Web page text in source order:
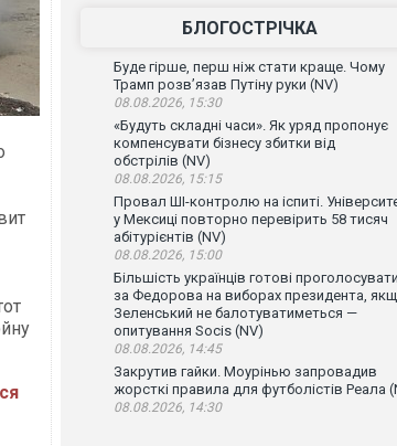
БЛОГОСТРІЧКА
Буде гірше, перш ніж стати краще. Чому
Трамп розв’язав Путіну руки (NV)
08.08.2026, 15:30
«Будуть складні часи». Як уряд пропонує
компенсувати бізнесу збитки від
обстрілів (NV)
08.08.2026, 15:15
Провал ШІ-контролю на іспиті.
у Мексиці повторно перевірить 58 тисяч
абітурієнтів (NV)
08.08.2026, 15:00
Більшість українців готові проголосувати
за Федорова на виборах президента,
Зеленський не балотуватиметься —
опитування Socis (NV)
08.08.2026, 14:45
Закрутив гайки. Моурінью запровадив
жорсткі правила для футболістів Реала
08.08.2026, 14:30